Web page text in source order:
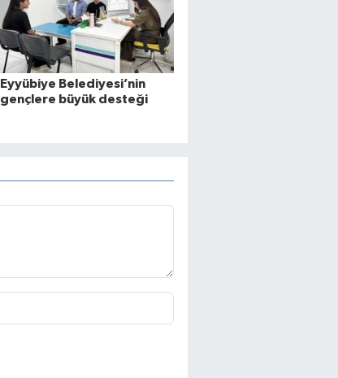
Eyyübiye Belediyesi’nin
gençlere büyük desteği